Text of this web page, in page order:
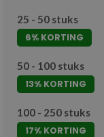
25 - 50 stuks
6% KORTING
50 - 100 stuks
13% KORTING
100 - 250 stuks
17% KORTING